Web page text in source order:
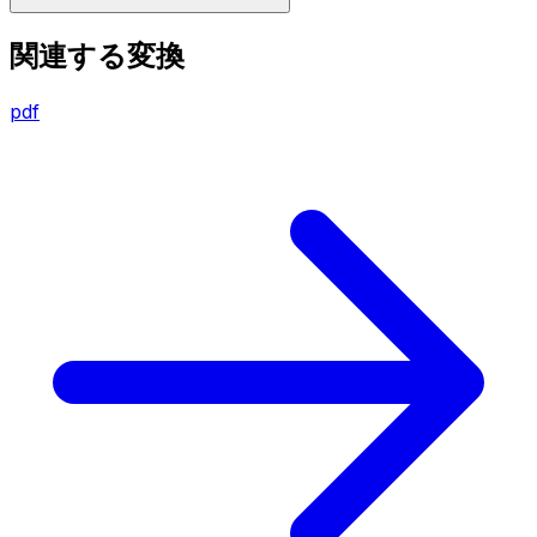
関連する変換
pdf